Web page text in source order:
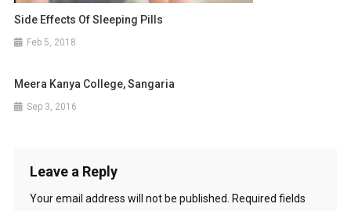
Side Effects Of Sleeping Pills
Feb 5, 2018
Meera Kanya College, Sangaria
Sep 3, 2016
Leave a Reply
Your email address will not be published.
Required fields